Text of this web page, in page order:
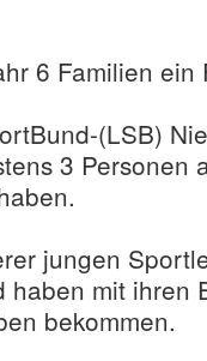
6 Familien
(LSB)
3 Personen
jungen
haben mit ihren
bekommen.